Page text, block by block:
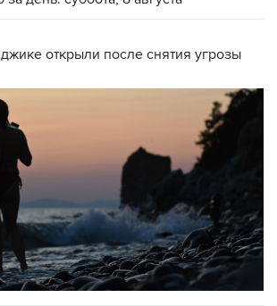
открыли после снятия угрозы